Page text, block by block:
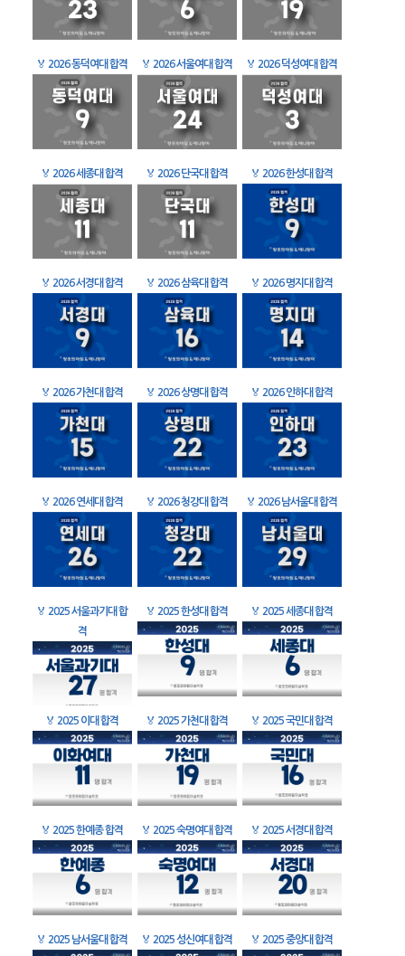
🏅 2026 동덕여대 합격 🏅 2026 서울여대 합격 🏅 2026 덕성여대 합격
🏅 2026 세종대 합격 🏅 2026 단국대 합격 🏅 2026 한성대 합격
🏅 2026 서경대 합격 🏅 2026 삼육대 합격 🏅 2026 명지대 합격
🏅 2026 가천대 합격 🏅 2026 상명대 합격 🏅 2026 인하대 합격
🏅 2026 연세대 합격 🏅 2026 청강대 합격 🏅 2026 남서울대 합격
🏅 2025 서울과기대 합
격
🏅 2025 한성대 합격 🏅 2025 세종대 합격
🏅 2025 이대 합격 🏅 2025 가천대 합격 🏅 2025 국민대 합격
🏅 2025 한예종 합격 🏅 2025 숙명여대 합격 🏅 2025 서경대 합격
🏅 2025 남서울대 합격 🏅 2025 성신여대 합격 🏅 2025 중앙대 합격